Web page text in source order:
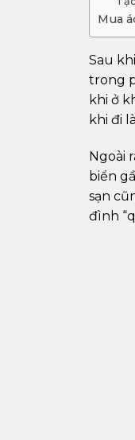
Mua
Sau
trong
khi ở
khi đi
Ngoài
biển
sạn
đình